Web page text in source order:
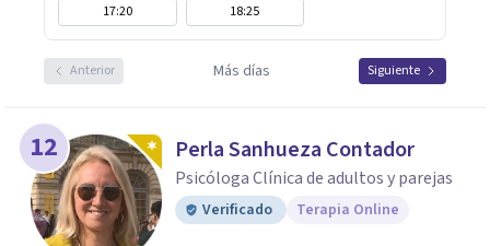
17:20
18:25
Anterior Más días Siguiente
12 Perla Sanhueza Contador
Psicóloga Clínica de adultos y parejas
Verificado Terapia Online